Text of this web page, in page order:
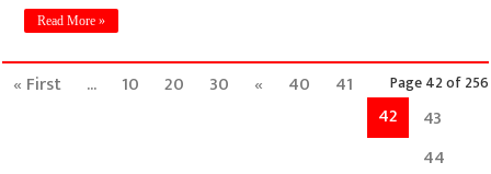
Read More »
Page 42 of 256
« First ... 10 20 30 « 40
41
42
43
44